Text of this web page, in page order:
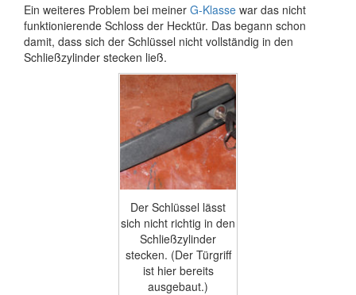
Ein weiteres Problem bei meiner G-Klasse war das nicht
funktionierende Schloss der Hecktür. Das begann schon
damit, dass sich der Schlüssel nicht vollständig in den
Schließzylinder stecken ließ.
Der Schlüssel lässt
sich nicht richtig in den
Schließzylinder
stecken. (Der Türgriff
ist hier bereits
ausgebaut.)